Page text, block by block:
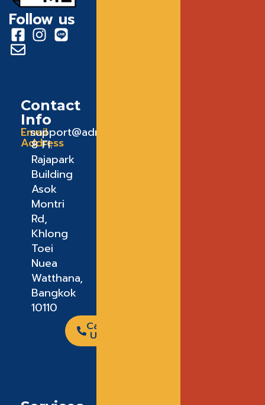
Follow us
Contact
Info
Email
support@admeadme.co
Address
8 FI.
Rajapark
Building
Asok
Montri
Rd,
Khlong
Toei
Nuea
Watthana,
Bangkok
10110
Call
Us